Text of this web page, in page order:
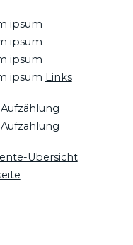
ipsum
ipsum
ipsum
ipsum Links
Übersicht